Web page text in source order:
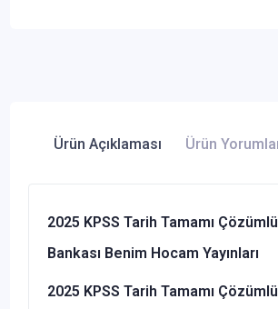
Ürün Açıklaması Ürün
2025 KPSS Tarih Tamamı
Bankası Benim Hocam Yayınları
2025 KPSS Tarih Tamamı